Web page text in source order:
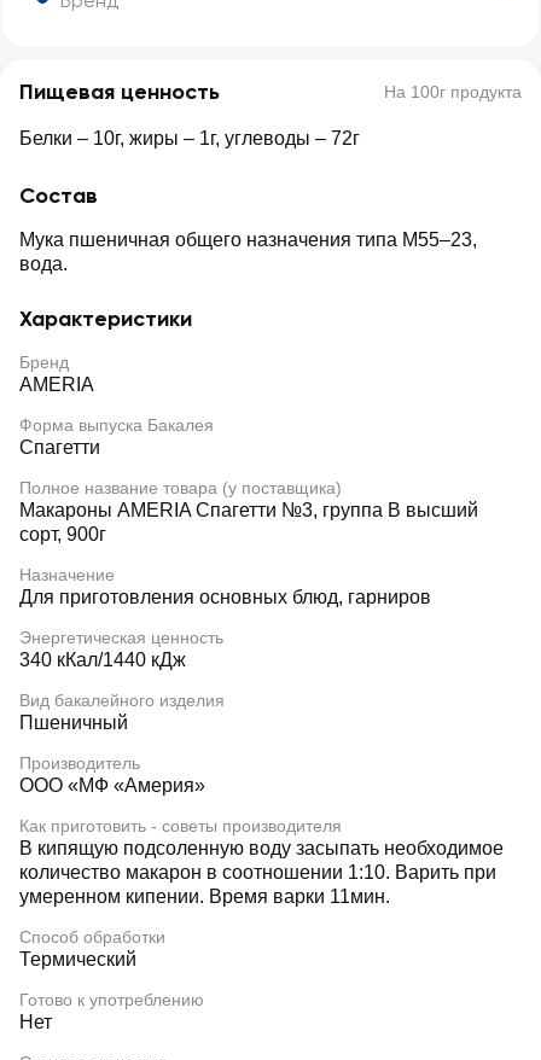
Пищевая ценность На 100г продукта
Белки – 10г, жиры – 1г, углеводы – 72г
Состав
Мука пшеничная общего назначения типа М55–23,
вода.
Характеристики
Бренд
AMERIA
Форма выпуска Бакалея
Спагетти
Полное название товара (у поставщика)
Макароны AMERIA Спагетти №3, группа В высший
сорт, 900г
Назначение
Для приготовления основных блюд, гарниров
Энергетическая ценность
340 кКал/1440 кДж
Вид бакалейного изделия
Пшеничный
Производитель
ООО «МФ «Америя»
Как приготовить - советы производителя
В кипящую подсоленную воду засыпать необходимое
количество макарон в соотношении 1:10. Варить при
умеренном кипении. Время варки 11мин.
Способ обработки
Термический
Готово к употреблению
Нет